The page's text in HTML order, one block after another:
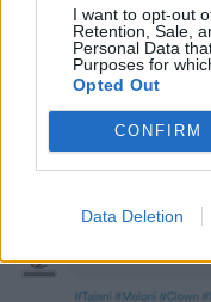
I want to opt-out
Retention, Sale,
Personal Data
Purposes for
Opted Out
CONFIRM
Data Deletion
16 Gennaio alle ore